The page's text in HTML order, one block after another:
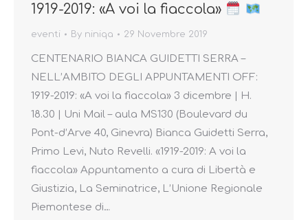
1919-2019: «A voi la fiaccola»
eventi By niniqa 29 Novembre 2019
CENTENARIO BIANCA GUIDETTI SERRA –
NELL’AMBITO DEGLI APPUNTAMENTI OFF:
1919-2019: «A voi la fiaccola» 3 dicembre | H.
18.30 | Uni Mail – aula MS130 (Boulevard du
Pont-d’Arve 40, Ginevra) Bianca Guidetti Serra,
Primo Levi, Nuto Revelli. «1919-2019: A voi la
fiaccola» Appuntamento a cura di Libertà e
Giustizia, La Seminatrice, L’Unione Regionale
Piemontese di…